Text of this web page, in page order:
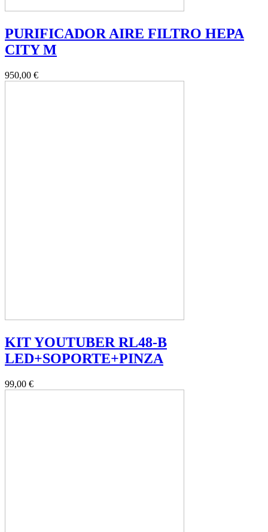
PURIFICADOR AIRE FILTRO HEPA
CITY M
950,00 €
KIT YOUTUBER RL48-B
LED+SOPORTE+PINZA
99,00 €